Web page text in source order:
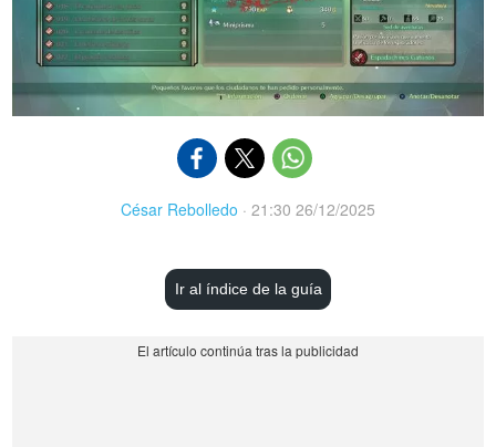
César Rebolledo · 21:30 26/12/2025
Ir al índice de la guía